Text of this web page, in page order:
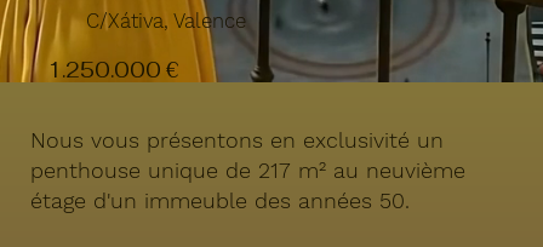
C/Xátiva, Valence
1.250.000 €
Nous vous présentons en exclusivité un
penthouse unique de 217 m² au neuvième
étage d'un immeuble des années 50.